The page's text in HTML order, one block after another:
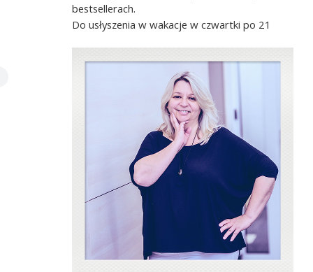
bestsellerach.
Do usłyszenia w wakacje w czwartki po 21